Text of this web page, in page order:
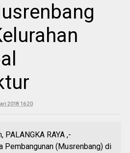
2018 16:20
PALANGKA RAYA ,-
Pembangunan (Musrenbang) di